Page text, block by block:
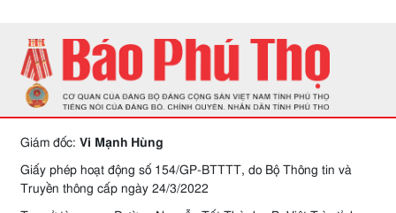
Giám đốc: Vi Mạnh Hùng
Giấy phép hoạt động số 154/GP-BTTTT, do Bộ Thông tin và
Truyền thông cấp ngày 24/3/2022